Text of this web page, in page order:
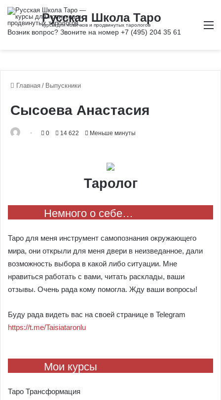
Главная / Выпускники
Сысоева Анастасия
0 14 622 Меньше минуты
Таролог
Немного о себе…
Таро для меня инструмент самопознания окружающего
мира, они открыли для меня двери в неизведанное, дали
возможность выбора в какой либо ситуации. Мне
нравиться работать с вами, читать расклады, ваши
отзывы. Очень рада кому помогла. Жду ваши вопросы!
Буду рада видеть вас на своей странице в Telegram
https://t.me/Taisiataronlu
Мои курсы
Таро Трансформация